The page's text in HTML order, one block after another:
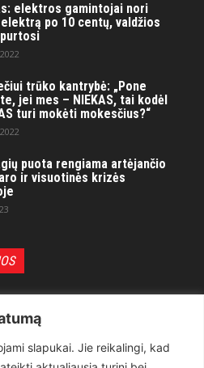
slapukai. Jie reikalingi, kad
elektros gamintojai nori
po 10 centų, valdžios
trūko kantrybė: „Pone
jei mes – NIEKAS, tai kodėl
turi mokėti mokesčius?“
puota rengiama artėjančio
ir visuotinės krizės
1497